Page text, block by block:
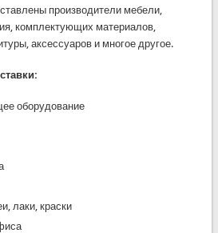
производители мебели,
комплектующих материалов,
аксессуаров и многое другое.
оборудование
лаки, краски